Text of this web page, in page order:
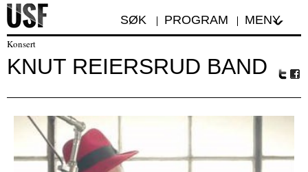
SØK PROGRAM MENY
Konsert
KNUT REIERSRUD BAND
r
oo